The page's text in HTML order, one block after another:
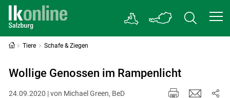
Tiere Schafe & Ziegen
Wollige Genossen im Rampenlicht
24.09.2020 | von Michael Green, BeD